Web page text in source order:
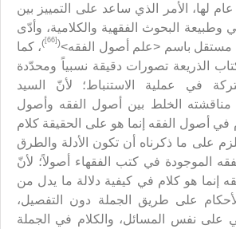
لها، الأمر الذي ساعد على التمييز بين
وطبيعة البحوث الفقهية والكلامية، وأدّى
مستقل باسم <علم أصول الفقه>(
[66]
)، كما
الذريعة تصورات دقيقة نسبياً ومحدّدة
في عملية الاستنباط؛ لأنّ السيد
مناقشته الخلط بين أصول الفقه وأصول
في أصول الفقه إنما هو على الحقيقة كلام
على ما ذكرناه أن تكون الأدلة والطرق
الموجودة في كتب الفقهاء أصولاً؛ لأنّ
إنما هو كلام في كيفية دلالة ما يدل من
على طريق الجملة دون التفصيل،
هي على نفس المسائل، والكلام في الجملة